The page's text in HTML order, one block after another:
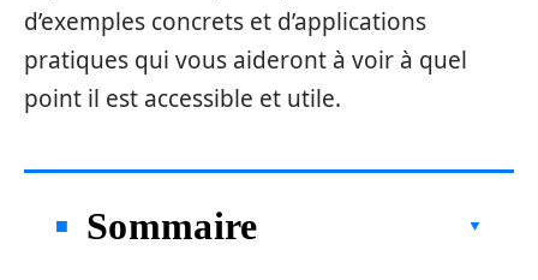
d’exemples concrets et d’applications
pratiques qui vous aideront à voir à quel
point il est accessible et utile.
Sommaire